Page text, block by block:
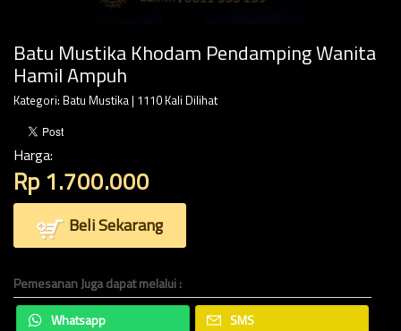
Batu Mustika Khodam Pendamping Wanita
Hamil Ampuh
Kategori: Batu Mustika | 1110 Kali Dilihat
Harga:
Rp 1.700.000
Beli Sekarang
Pemesanan Juga dapat melalui :
Whatsapp
SMS